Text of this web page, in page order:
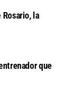
la
que